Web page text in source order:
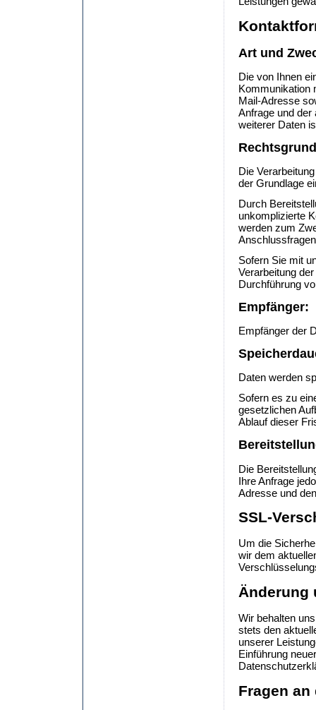
Art und
Die von Ihnen
Kommunikation
Mail-Adresse
Anfrage und der
weiterer Daten
Die
der Grundlage
Durch
unkomplizierte
werden zum
Sofern Sie mit
Verarbeitung
Durchführung
Empfänger:
Empfänger der
Daten werden
Sofern es zu
gesetzlichen
Ablauf dieser
Die
Ihre Anfrage
Adresse und
SSL-
Um die
wir dem
Änderung
Wir behalten
stets den
unserer
Einführung
Fragen